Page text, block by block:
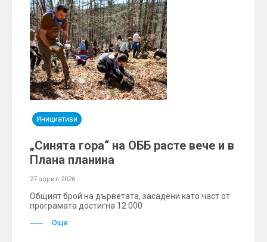
Инициативи
„Синята гора“ на ОББ расте вече и в
Плана планина
27 април 2026
Общият брой на дърветата, засадени като част от
програмата достигна 12 000
Още